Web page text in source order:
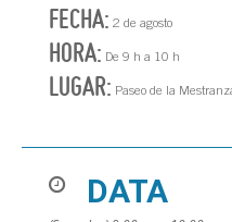
FECHA: 2 de agosto
HORA: De 9 h a 10 h
LUGAR: Paseo de la
DATA